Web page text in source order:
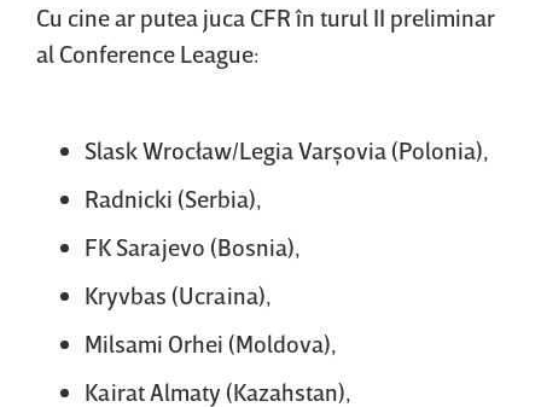
Cu cine ar putea juca CFR în turul II preliminar
al Conference League:
Slask Wrocław/Legia Varşovia (Polonia),
Radnicki (Serbia),
FK Sarajevo (Bosnia),
Kryvbas (Ucraina),
Milsami Orhei (Moldova),
Kairat Almaty (Kazahstan),